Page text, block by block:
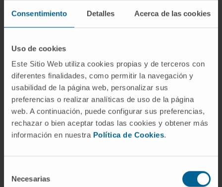
Consentimiento Detalles Acerca de las cookies
Uso de cookies
Este Sitio Web utiliza cookies propias y de terceros con
diferentes finalidades, como permitir la navegación y
usabilidad de la página web, personalizar sus
preferencias o realizar analíticas de uso de la página
web. A continuación, puede configurar sus preferencias,
rechazar o bien aceptar todas las cookies y obtener más
información en nuestra Política de Cookies.
Necesarias
presentaciones interactivas, ilustraciones
científicas, desarrollo web y difusión
multiformato en redes sociales.
Además, se hablará sobre cómo las
convocatorias actuales de I+D demandan
cada vez más una comunicación científica
clara, atractiva y efectiva, y de qué manera
aumentar su visibilidad.